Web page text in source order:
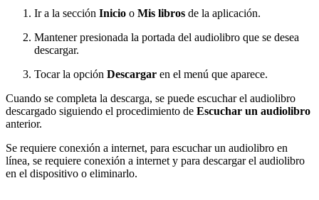
Ir a la sección Inicio o Mis libros de la aplicación.
Mantener presionada la portada del audiolibro que se desea
descargar.
Tocar la opción Descargar en el menú que aparece.
Cuando se completa la descarga, se puede escuchar el audiolibro
descargado siguiendo el procedimiento de Escuchar un audiolibro
anterior.
Se requiere conexión a internet, para escuchar un audiolibro en
línea, se requiere conexión a internet y para descargar el audiolibro
en el dispositivo o eliminarlo.